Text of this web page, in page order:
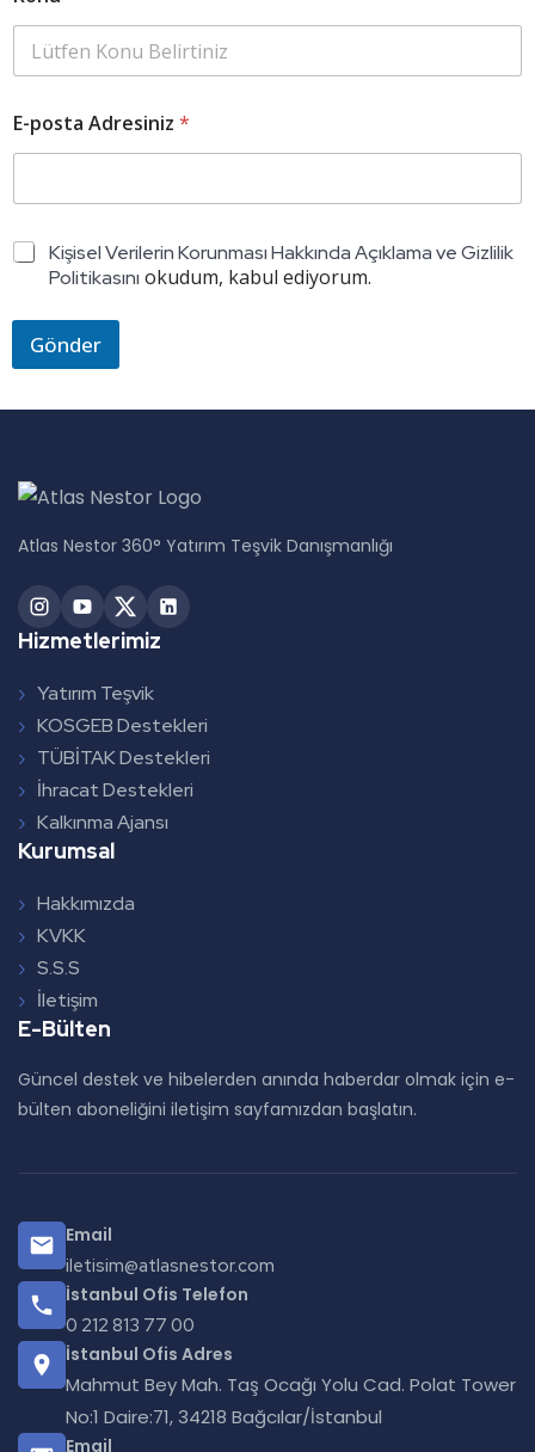
ı
ı
E
-
p
s
a
l
f
n
E-posta Adresiniz *
K
K
n
y
Kişisel Verilerin Korunması Hakkında Açıklama ve Gizlilik
Politikasını okudum, kabul ediyorum.
Gönder
Atlas Nestor 360° Yatırım Teşvik Danışmanlığı
Hizmetlerimiz
Yatırım Teşvik
KOSGEB Destekleri
TÜBİTAK Destekleri
İhracat Destekleri
Kalkınma Ajansı
Kurumsal
Hakkımızda
KVKK
S.S.S
İletişim
E-Bülten
Güncel destek ve hibelerden anında haberdar olmak için e-
bülten aboneliğini iletişim sayfamızdan başlatın.
Email
iletisim@atlasnestor.com
İstanbul Ofis Telefon
0 212 813 77 00
İstanbul Ofis Adres
Mahmut Bey Mah. Taş Ocağı Yolu Cad. Polat Tower
No:1 Daire:71, 34218 Bağcılar/İstanbul
Email